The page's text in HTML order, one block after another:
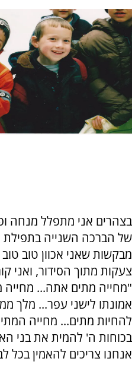
בצהרים אני מתפלל מנחה
של הברכה השנייה בתפילת
מבקשות שאני אכוון טוב
צעקות מתוך הסידור, ואני
"מחייה מתים אתה... מחייה
אמונתו לישני עפר... מלך
להחיות מתים... מחייה
בכוחות ה' להמית את בני
אנחנו צריכים להאמין בכל